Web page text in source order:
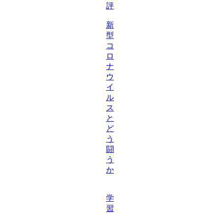
評
新
型
コ
ロ
ナ
ウ
イ
ル
ス
と
ど
う
闘
う
か
学
習